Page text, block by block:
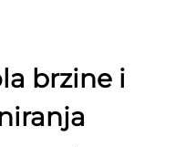
brzine i